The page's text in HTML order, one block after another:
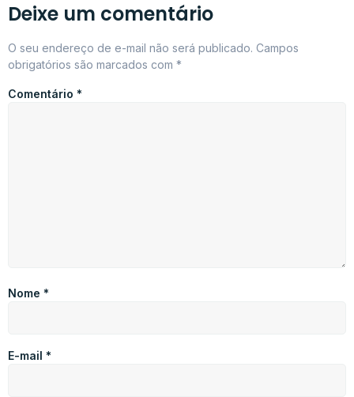
Deixe um comentário
O seu endereço de e-mail não será publicado. Campos
obrigatórios são marcados com *
Comentário *
Nome *
E-mail *